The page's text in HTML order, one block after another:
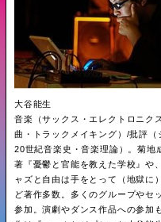
大谷能生
音楽（サックス・エレクトロニク
曲・トラックメイキング）/批評（
20世紀音楽史・音楽理論）。菊地
著『憂鬱と官能を教えた学校』や
ャズと自由は手をとって（地獄に
ど著作多数。多くのグループやセ
参加。演劇やダンス作品への参加